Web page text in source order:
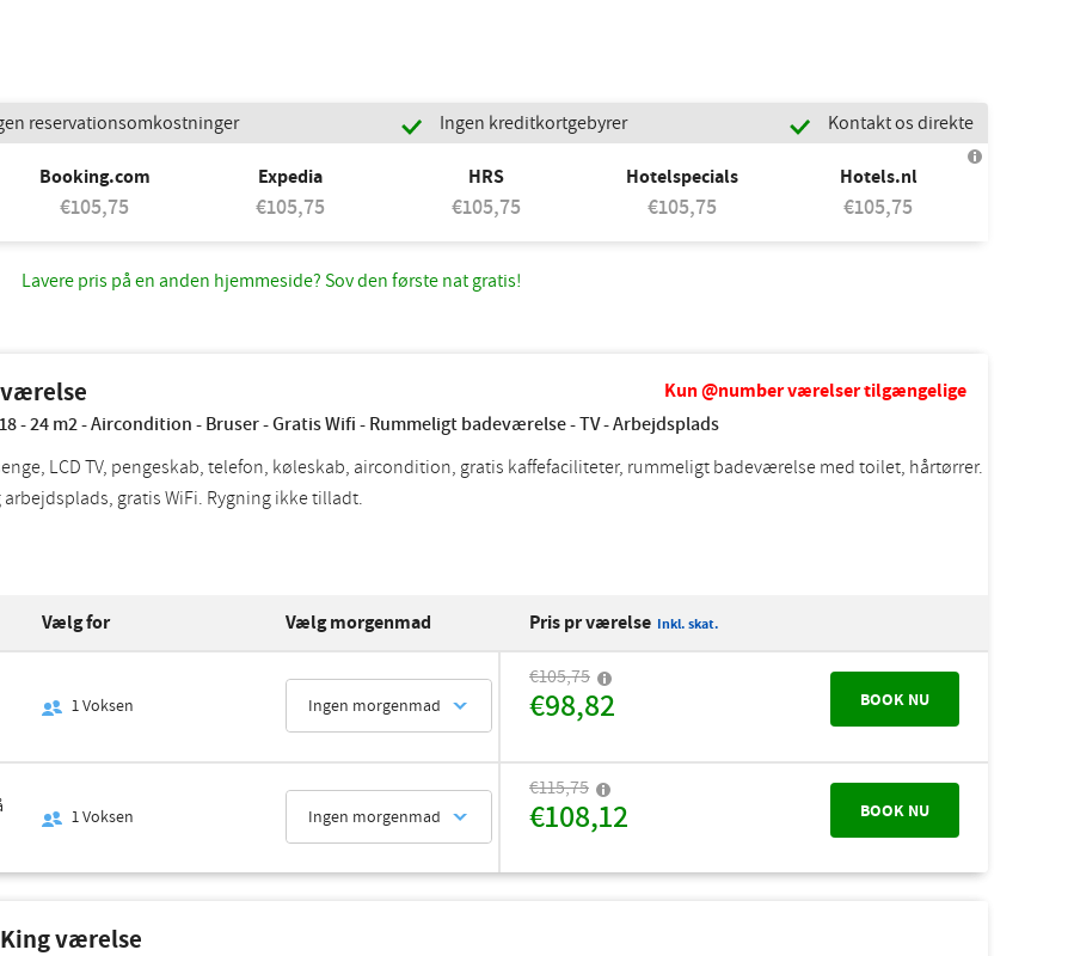
reservationsomkostninger Ingen kreditkortgebyrer Kontakt os direkte
Booking.com
€105,75
Expedia
€105,75
HRS
€105,75
Hotelspecials
€105,75
Hotels.nl
€105,75
Lavere pris på en anden hjemmeside? Sov den første nat gratis!
- 24 m2 - Aircondition - Bruser - Gratis Wifi - Rummeligt badeværelse - TV - Arbejdsplads
LCD TV, pengeskab, telefon, køleskab, aircondition, gratis kaffefaciliteter, rummeligt badeværelse med toilet, hårtørrer.
gratis WiFi. Rygning ikke tilladt.
Kun @number værelser tilgængelige
Vælg for Vælg morgenmad Pris pr værelse Inkl. skat.
1Voksen Ingen morgenmad
€105,75
€98,82 BOOK NU
1Voksen Ingen morgenmad
€115,75
€108,12 BOOK NU
værelse